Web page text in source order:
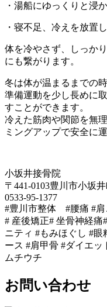
・湯船にゆっくりと浸
・寝不足、冷えを放置
体を冷やさず、しっか
にも繋がります。
冬は体が温まるまでの
準備運動を少し長めに
すことができます。
冷えた筋肉や関節を無
ミングアップで安全に
小坂井接骨院
〒441-0103豊川市小坂
0533-95-1377
#豊川市整体 #腰痛 #肩
# 産後矯正# 坐骨神経痛
ニティ #もみほぐし #眼
ース #肩甲骨 #ダイエ
ムチウチ
お問い合わせ